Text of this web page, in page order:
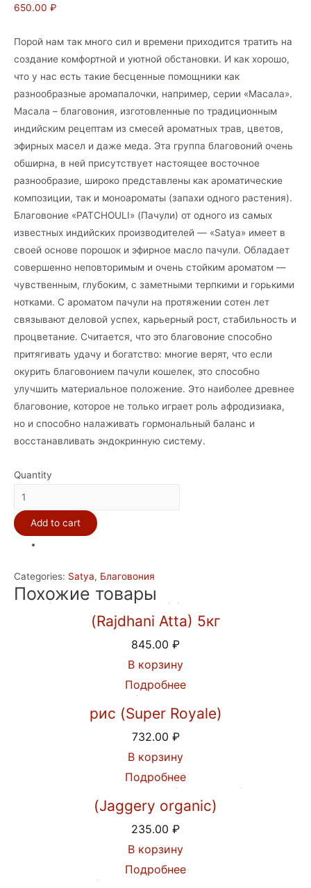
650.00 ₽
Порой нам так много сил и времени приходится тратить на
создание комфортной и уютной обстановки. И как хорошо,
что у нас есть такие бесценные помощники как
разнообразные аромапалочки, например, серии «Масала».
Масала – благовония, изготовленные по традиционным
индийским рецептам из смесей ароматных трав, цветов,
эфирных масел и даже меда. Эта группа благовоний очень
обширна, в ней присутствует настоящее восточное
разнообразие, широко представлены как ароматические
композиции, так и моноароматы (запахи одного растения).
Благовоние «PATCHOULI» (Пачули) от одного из самых
известных индийских производителей — «Satya» имеет в
своей основе порошок и эфирное масло пачули. Обладает
совершенно неповторимым и очень стойким ароматом —
чувственным, глубоким, с заметными терпкими и горькими
нотками. С ароматом пачули на протяжении сотен лет
связывают деловой успех, карьерный рост, стабильность и
процветание. Считается, что это благовоние способно
притягивать удачу и богатство: многие верят, что если
окурить благовонием пачули кошелек, это способно
улучшить материальное положение. Это наиболее древнее
благовоние, которое не только играет роль афродизиака,
но и способно налаживать гормональный баланс и
восстанавливать эндокринную систему.
Quantity
Благовония
Satya
15gm
Palo
уп-12шт
quantity
Add to cart
Categories: Satya, Благовония
Похожие товары
Мука пшеничная грубого помола
(Rajdhani Atta) 5кг
845.00 ₽
В корзину
Подробнее
Индийский Королевский Басмати
рис (Super Royale)
732.00 ₽
В корзину
Подробнее
Пальмовый сахар джаггери
(Jaggery organic)
235.00 ₽
В корзину
Подробнее
Шампунь Кеш Канти Рита от